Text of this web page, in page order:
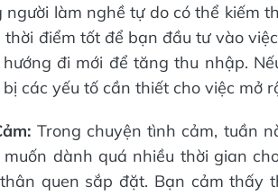
người làm nghề tự do có thể kiếm
điểm tốt để bạn đầu tư vào
đi mới để tăng thu nhập.
các yếu tố cần thiết cho việc mở
Trong chuyện tình cảm, tuần
muốn dành quá nhiều thời gian
quen sắp đặt. Bạn cảm thấy